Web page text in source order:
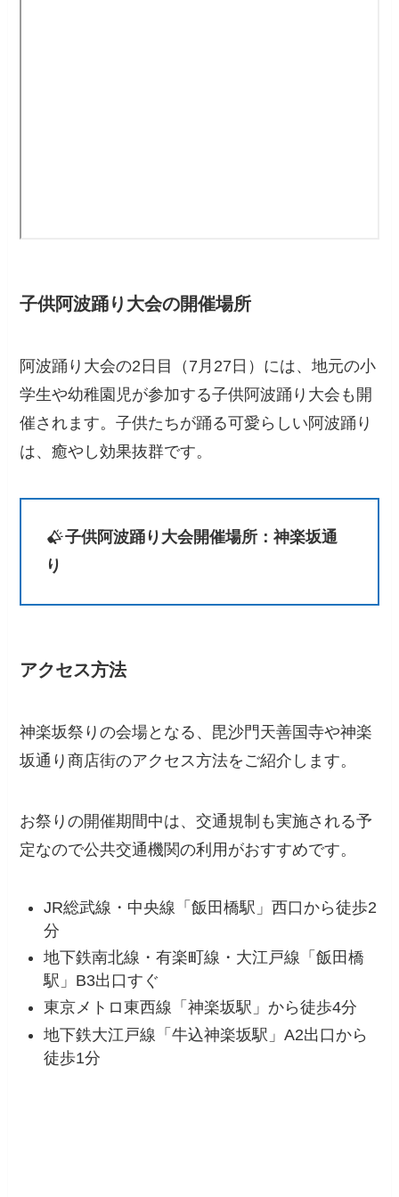
子供阿波踊り大会の開催場所
阿波踊り大会の2日目（7月27日）には、地元の小
学生や幼稚園児が参加する子供阿波踊り大会も開
催されます。子供たちが踊る可愛らしい阿波踊り
は、癒やし効果抜群です。
子供阿波踊り大会開催場所：神楽坂通
り
アクセス方法
神楽坂祭りの会場となる、毘沙門天善国寺や神楽
坂通り商店街のアクセス方法をご紹介します。
お祭りの開催期間中は、交通規制も実施される予
定なので公共交通機関の利用がおすすめです。
JR総武線・中央線「飯田橋駅」西口から徒歩2
分
地下鉄南北線・有楽町線・大江戸線「飯田橋
駅」B3出口すぐ
東京メトロ東西線「神楽坂駅」から徒歩4分
地下鉄大江戸線「牛込神楽坂駅」A2出口から
徒歩1分